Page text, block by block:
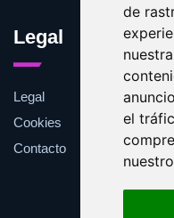
de
el
Legal
Legal
Cookies
Contacto